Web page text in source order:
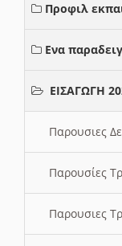
Προφιλ
Ενα
ΕΙΣΑΓΩΓΗ
Παρουσιες
Παρουσίες
Παρουσιες